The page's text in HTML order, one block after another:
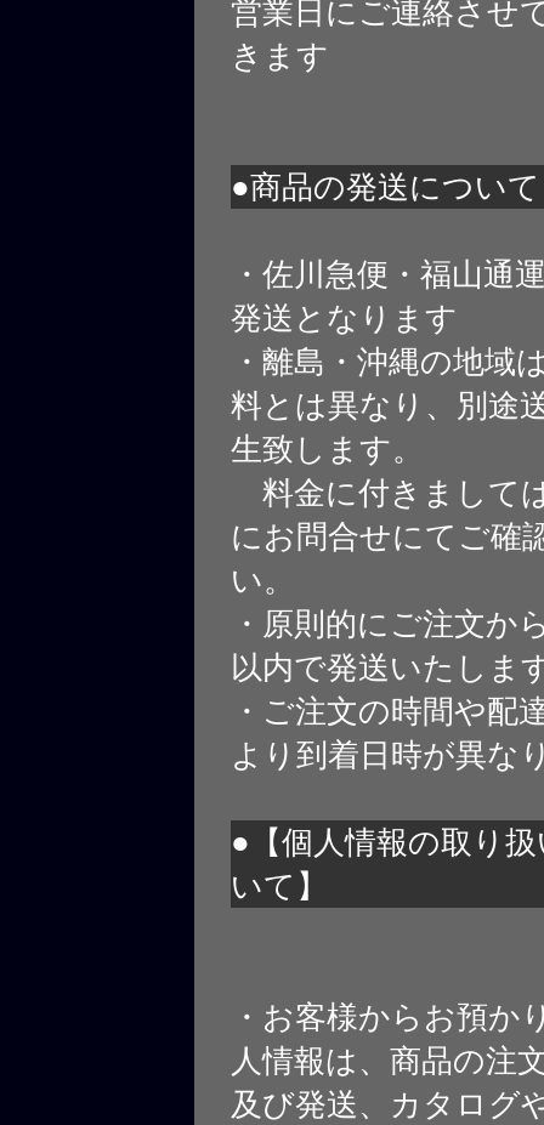
営業日にご連絡させ
きます
●商品の発送について
・佐川急便・福山通
発送となります
・離島・沖縄の地域
料とは異なり、別途
生致します。
料金に付きまして
にお問合せにてご確
い。
・原則的にご注文か
以内で発送いたしま
・ご注文の時間や配
より到着日時が異な
●【個人情報の取り
いて】
・お客様からお預か
人情報は、商品の注
及び発送、カタログ